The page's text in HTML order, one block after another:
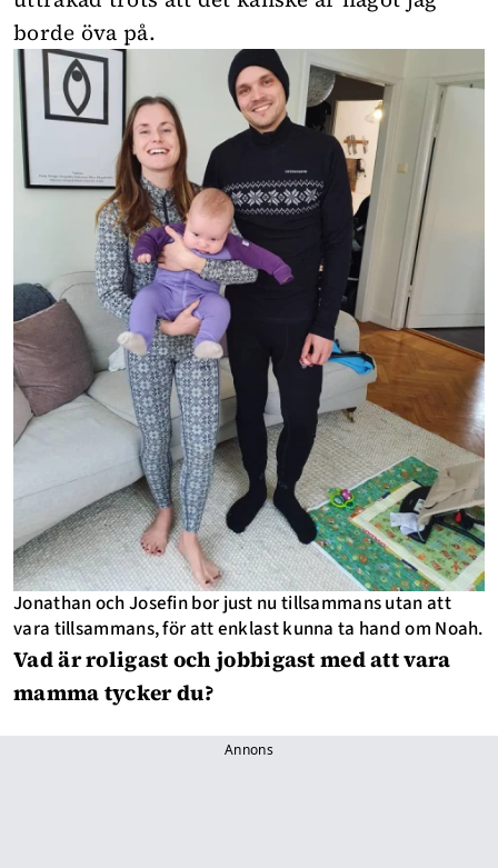
borde öva på.
Jonathan och Josefin bor just nu tillsammans utan att
vara tillsammans, för att enklast kunna ta hand om Noah.
Vad är roligast och jobbigast med att vara
mamma tycker du?
Annons